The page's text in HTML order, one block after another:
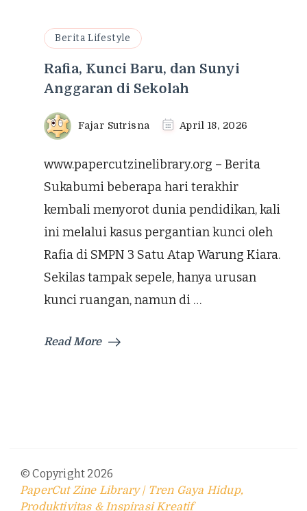
Berita Lifestyle
Rafia, Kunci Baru, dan Sunyi
Anggaran di Sekolah
Fajar Sutrisna April 18, 2026
www.papercutzinelibrary.org – Berita
Sukabumi beberapa hari terakhir
kembali menyorot dunia pendidikan, kali
ini melalui kasus pergantian kunci oleh
Rafia di SMPN 3 Satu Atap Warung Kiara.
Sekilas tampak sepele, hanya urusan
kunci ruangan, namun di …
Read More
© Copyright 2026
PaperCut Zine Library | Tren Gaya Hidup,
Produktivitas & Inspirasi Kreatif